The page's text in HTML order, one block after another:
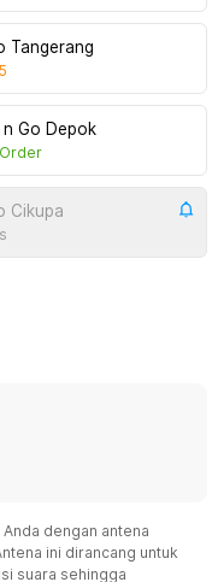
Tangerang
5
n Go Depok
Cikupa
dengan antena
ini dirancang untuk
suara sehingga